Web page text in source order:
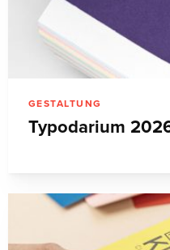
GESTALTUNG
Typodarium